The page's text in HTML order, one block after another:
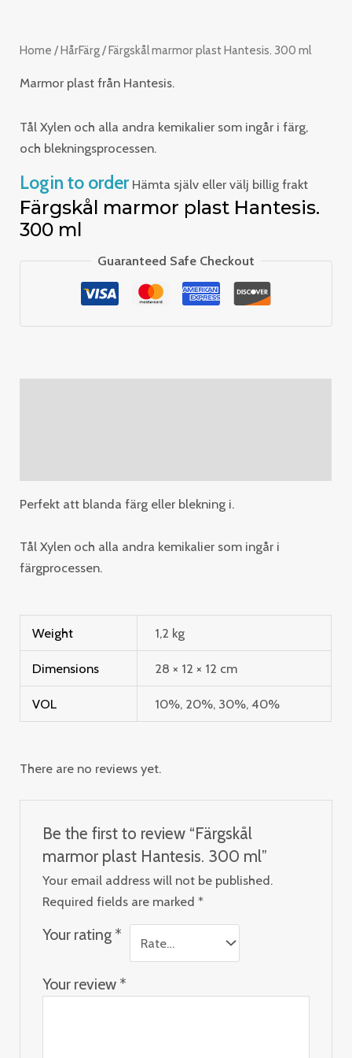
Home /HårFärg/ Färgskål marmor plast Hantesis. 300 ml
Marmor plast från Hantesis.
Tål Xylen och alla andra kemikalier som ingår i färg,
och blekningsprocessen.
Login to order Hämta själv eller välj billig frakt
Färgskål marmor plast Hantesis.
300 ml
Guaranteed Safe Checkout
Perfekt att blanda färg eller blekning i.
Tål Xylen och alla andra kemikalier som ingår i
färgprocessen.
Weight 1,2 kg
Dimensions 28 × 12 × 12 cm
VOL 10%, 20%, 30%, 40%
There are no reviews yet.
Be the first to review “Färgskål
marmor plast Hantesis. 300 ml”
Your email address will not be published.
Required fields are marked *
Your rating *
Your review *